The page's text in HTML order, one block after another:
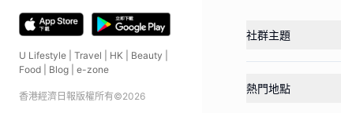
U Lifestyle Travel HK Beauty
Food
Blog e-zone
香港經濟日報版權所有©2026
社群主題
熱門地點